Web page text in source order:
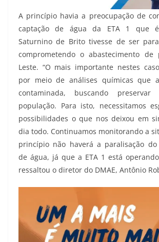
A princípio havia a preocupação de
captação de água da ETA 1 que
Saturnino de Brito tivesse de ser
comprometendo o abastecimento de
Leste. “O mais importante nestes
por meio de análises químicas que
contaminada, buscando
população. Para isto, necessitamos
possibilidades o que nos deixou em
dia todo. Continuamos monitorando a
princípio não haverá a paralisação do
de água, já que a ETA 1 está
ressaltou o diretor do DMAE, Antônio